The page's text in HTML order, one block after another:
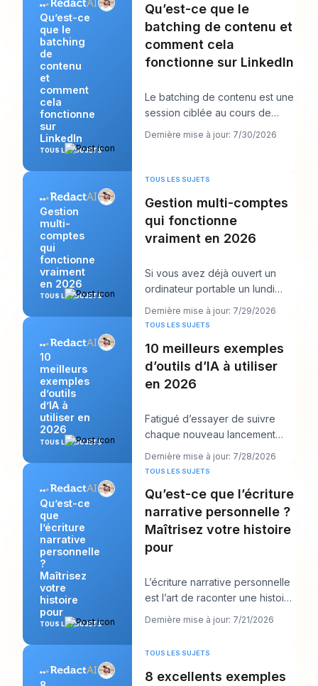
Qu’est-ce
que le
batching
de
contenu
et
comment
cela
fonctionne
sur
LinkedIn
TOUS LES SUJETS
Qu’est-ce que le
batching de contenu et
comment cela
fonctionne sur LinkedIn
Le batching de contenu est une
session ciblée au cours de
laquelle vous créez plusieurs
Dernière mise à jour: 7/30/2026
Gestion
multi-
comptes
qui
fonctionne
vraiment
en 2026
TOUS LES SUJETS
TOUS LES SUJETS
Gestion multi-comptes
qui fonctionne
vraiment en 2026
Si vous avez déjà ouvert un
ordinateur portable un lundi
matin et vu douze connexions,
six calendrie
Dernière mise à jour: 7/29/2026
10
meilleurs
exemples
d’outils
d’IA à
utiliser en
2026
TOUS LES SUJETS
TOUS LES SUJETS
10 meilleurs exemples
d’outils d’IA à utiliser
en 2026
Fatigué d’essayer de suivre
chaque nouveau lancement
d’IA tout en devant encore
publier quelque chos
Dernière mise à jour: 7/28/2026
Qu’est-ce
que
l’écriture
narrative
personnelle
?
Maîtrisez
votre
histoire
pour
TOUS LES SUJETS
TOUS LES SUJETS
Qu’est-ce que l’écriture
narrative personnelle ?
Maîtrisez votre histoire
pour
L’écriture narrative personnelle
est l’art de raconter une histoire
vraie de votre propre vie afin d
Dernière mise à jour: 7/21/2026
TOUS LES SUJETS
8 excellents exemples